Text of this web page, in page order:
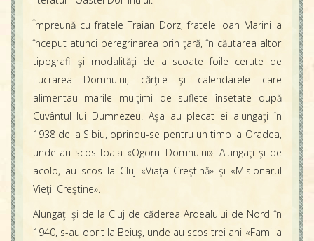
Împreună cu fratele Traian Dorz, fratele Ioan Marini a
început atunci peregrinarea prin ţară, în căutarea altor
tipografii şi modalităţi de a scoate foile cerute de
Lucrarea Domnului, cărţile şi calendarele care
alimentau marile mulţimi de suflete însetate după
Cuvântul lui Dumnezeu. Aşa au plecat ei alungaţi în
1938 de la Sibiu, oprindu-se pentru un timp la Oradea,
unde au scos foaia «Ogorul Domnului». Alungaţi şi de
acolo, au scos la Cluj «Viaţa Creştină» şi «Misionarul
Vieţii Creştine».
Alungaţi şi de la Cluj de căderea Ardealului de Nord în
1940, s-au oprit la Beiuş, unde au scos trei ani «Familia